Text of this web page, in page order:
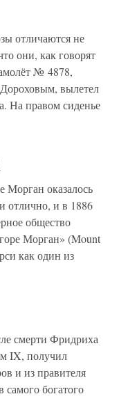
отличаются не
они, как говорят
№ 4878,
вылетел
На правом сиденье
Морган оказалось
отлично, и в 1886
общество
Морган» (Mount
как один из
смерти Фридриха
IX, получил
и из правителя
самого богатого